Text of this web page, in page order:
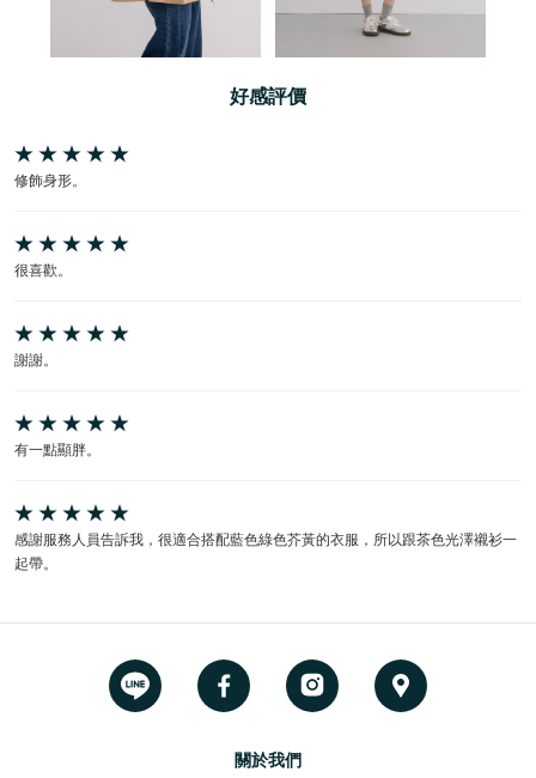
好感評價
修飾身形。
很喜歡。
謝謝。
有一點顯胖。
感謝服務人員告訴我，很適合搭配藍色綠色芥黃的衣服，所以跟茶色光澤襯衫一
起帶。
關於我們